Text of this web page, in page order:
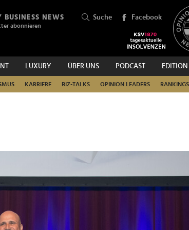
BUSINESS NEWS
abonnieren
Suche Facebook
LUXURY ÜBER UNS PODCAST EDITION
KARRIERE BIZ-TALKS OPINION LEADERS RANKINGS
SUCHEN